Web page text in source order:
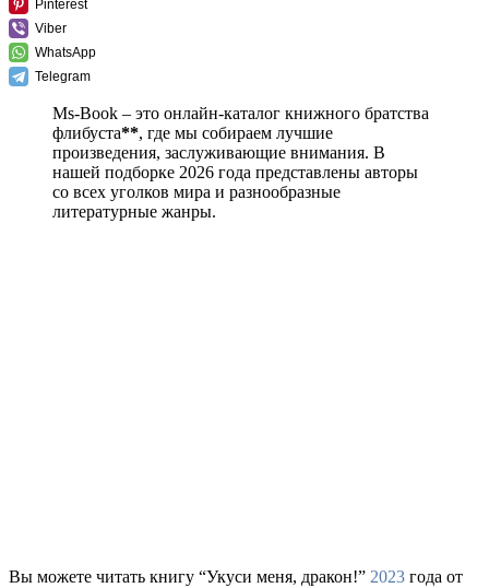
Pinterest
Viber
WhatsApp
Telegram
Ms-Book – это онлайн-каталог книжного братства
флибуста**, где мы собираем лучшие
произведения, заслуживающие внимания. В
нашей подборке 2026 года представлены авторы
со всех уголков мира и разнообразные
литературные жанры.
Вы можете читать книгу “Укуси меня, дракон!” 2023 года от